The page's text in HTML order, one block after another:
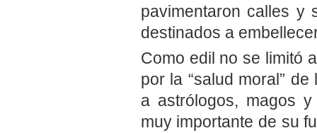
pavimentaron calles y
destinados a
Como edil no se limitó
por la “salud moral”
a astrólogos, magos y
muy importante de su